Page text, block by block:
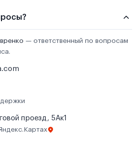
— ответственный по вопросам
проезд, 5Ак1